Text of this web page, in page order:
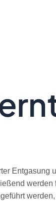
Entgasung